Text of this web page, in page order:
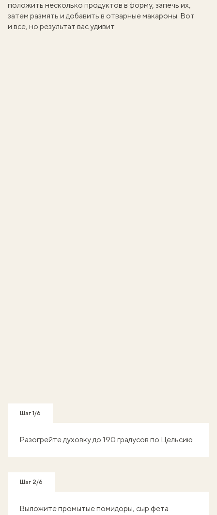
положить несколько продуктов в форму, запечь их,
затем размять и добавить в отварные макароны. Вот
и все, но результат вас удивит.
Шаг 1/6
Разогрейте духовку до 190 градусов по Цельсию.
Шаг 2/6
Выложите промытые помидоры, сыр фета